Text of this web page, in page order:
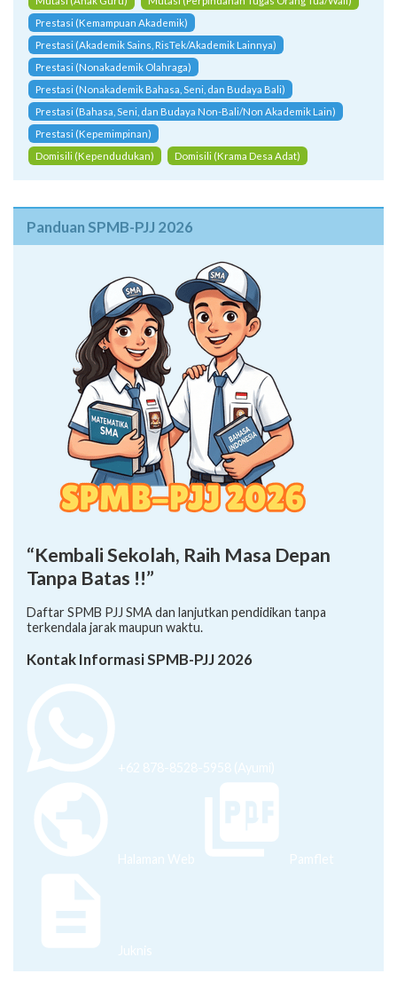
Prestasi (Kemampuan Akademik)
Prestasi (Akademik Sains, RisTek/Akademik Lainnya)
Prestasi (Nonakademik Olahraga)
Prestasi (Nonakademik Bahasa, Seni, dan Budaya Bali)
Prestasi (Bahasa, Seni, dan Budaya Non-Bali/Non Akademik Lain)
Prestasi (Kepemimpinan)
Domisili (Kependudukan)
Domisili (Krama Desa Adat)
Panduan SPMB-PJJ 2026
“Kembali Sekolah, Raih Masa Depan
Tanpa Batas !!”
Daftar SPMB PJJ SMA dan lanjutkan pendidikan tanpa
terkendala jarak maupun waktu.
Kontak Informasi SPMB-PJJ 2026
+62 878-8528-5958 (Ayumi)
Halaman Web Pamflet
Juknis